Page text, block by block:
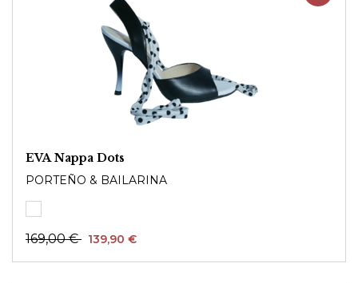
EVA Nappa Dots
PORTEÑO & BAILARINA
169,00 € 139,90 €